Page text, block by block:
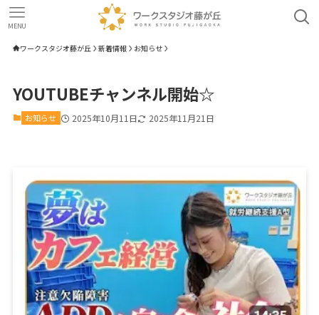
MENU
ワークスタジオ藤が丘 新着情報 お知らせ
YOUTUBEチャンネル開始☆
お知らせ 2025年10月11日 2025年11月21日